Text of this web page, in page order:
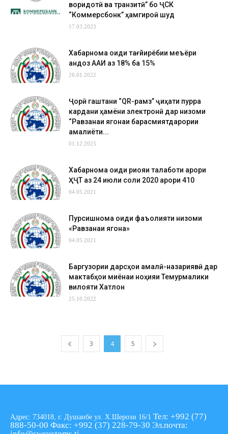
воридотӣ ва транзитӣ” бо ҶСК
“Коммерсбонк” ҳамгироӣ шуд
17.03.2023
Хабарнома оиди тағйирёбии меъёри
андоз ААИ аз 18% ба 15%
26.01.2022
Ҷорӣ гаштани “QR-рамз” ҷиҳати пурра
кардани ҳамёни электронӣ дар низоми
“Равзанаи ягонаи барасмиятдарории
амалиёти...
01.12.2025
Хабарнома оиди риояи талаботи қарори
ҲҶТ аз 24 июли соли 2020 қарори 410
04.05.2021
Пурсишнома оиди фаъолияти низоми
«Равзанаи ягона»
04.05.2021
Баргузории дарсҳои амалӣ-назариявӣ дар
мактабҳои миёнаи ноҳияи Темурмалики
вилояти Хатлон
25.10.2022
3 4 5
Адрес: 734018, г. Душанбе ул. Х.Шерози 16/1 Тел: +992 (77)
888-50-00 Факс: +992 (37) 228-79-30 Эл.почта: